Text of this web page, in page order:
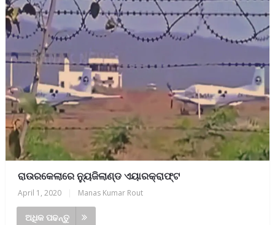
ରାଉରକେଲାରେ ନ୍ୟୁଜିଲାଣ୍ଡ ଏୟାରକ୍ରାଫ୍ଟ
April 1, 2020 Manas Kumar Rout
ଅଧିକ ପଢନ୍ତୁ